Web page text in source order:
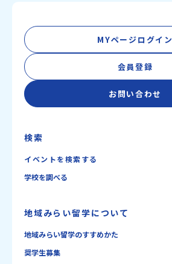
MYページログイン
会員登録
お問い合わせ
検索
イベントを検索する
学校を調べる
地域みらい留学について
地域みらい留学のすすめかた
奨学生募集